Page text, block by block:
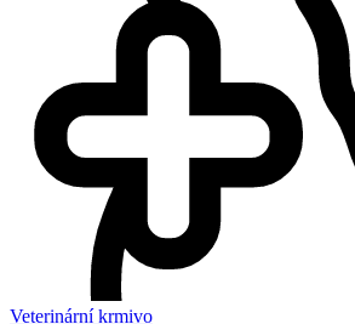
Veterinární krmivo